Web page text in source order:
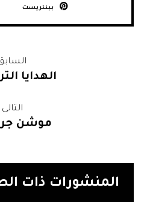
بينتريست
الهدايا
التالى
موشن
المنشورات ذات